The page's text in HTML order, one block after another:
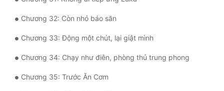
Chương 32: Còn nhỏ báo săn
Chương 33: Động một chút, lại giật mình
Chương 34: Chạy như điên, phòng thủ trung phong
Chương 35: Trước Ăn Cơm